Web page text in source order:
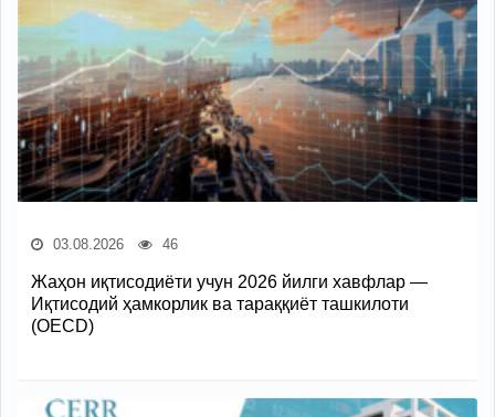
03.08.2026 46
Жаҳон иқтисодиёти учун 2026 йилги хавфлар —
Иқтисодий ҳамкорлик ва тараққиёт ташкилоти
(OECD)